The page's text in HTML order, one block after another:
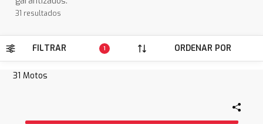
31 resultados
FILTRAR 1 ORDENAR POR
31 Motos